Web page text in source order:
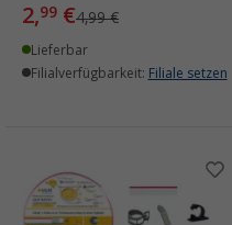
2,99 €4,99 €
Lieferbar
Filialverfügbarkeit: Filiale setzen